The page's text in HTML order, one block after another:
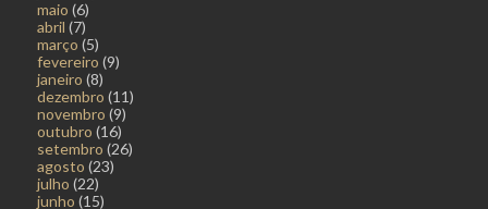
maio (6)
abril (7)
março (5)
fevereiro (9)
janeiro (8)
dezembro (11)
novembro (9)
outubro (16)
setembro (26)
agosto (23)
julho (22)
junho (15)